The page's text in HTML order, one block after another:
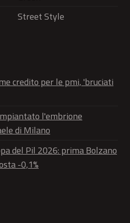
Street Style
credito per le pmi, 'bruciati
l'embrione
di Milano
del Pil 2026: prima Bolzano
-0,1%